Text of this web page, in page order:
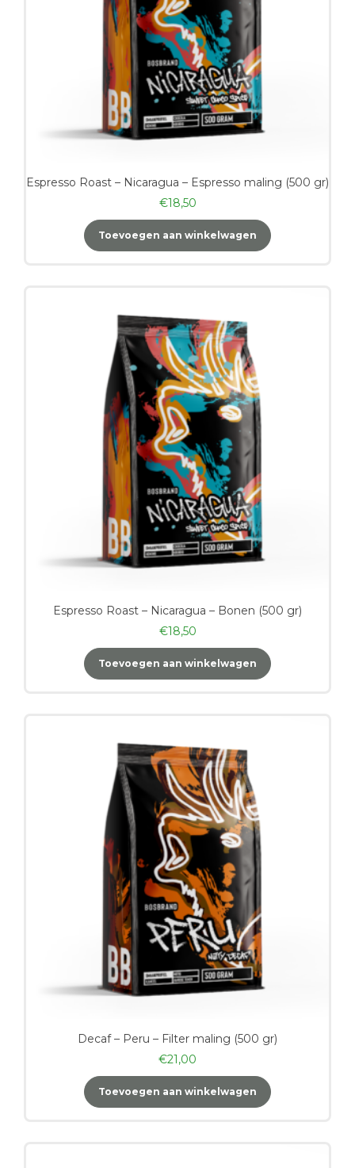
Espresso Roast – Nicaragua – Espresso maling (500 gr)
€18,50
Toevoegen aan winkelwagen
Espresso Roast – Nicaragua – Bonen (500 gr)
€18,50
Toevoegen aan winkelwagen
Decaf – Peru – Filter maling (500 gr)
€21,00
Toevoegen aan winkelwagen